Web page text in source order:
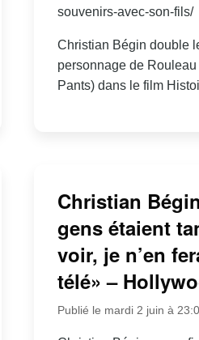
souvenirs-avec-son-fils/
Christian Bégin double
personnage de
Pants) dans le film
Christian
gens étaient
voir, je n’en
télé» –
Publié le mardi 2 juin à